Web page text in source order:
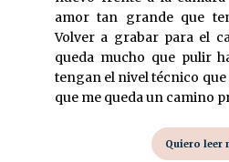
amor tan grande que
Volver a grabar para el
queda mucho que pulir
tengan el nivel técnico
que me queda un camino
Quiero leer